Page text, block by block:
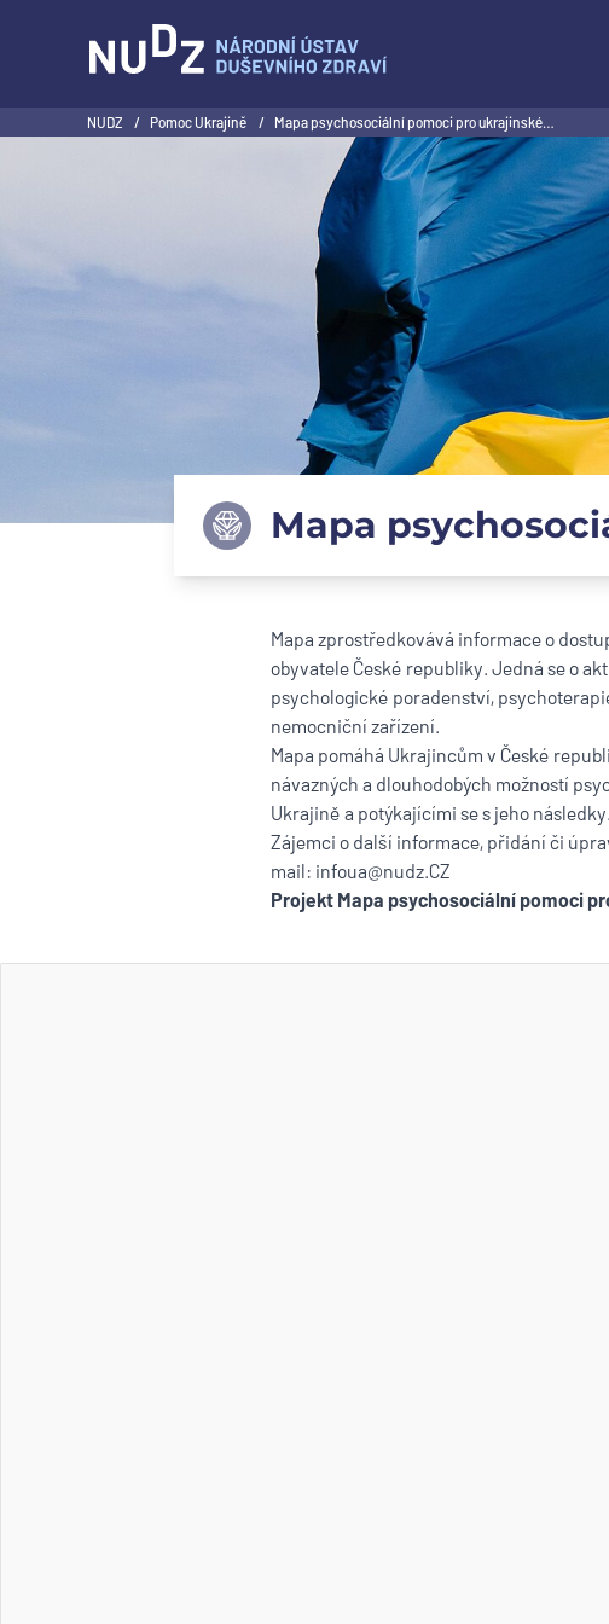
NUDZ / Pomoc Ukrajině / Mapa psychosociální pomoci pro ukrajinské…
Mapa
Mapa zprostředkovává informace o
obyvatele České republiky. Jedná se o
psychologické poradenství,
nemocniční zařízení.
Mapa pomáhá Ukrajincům v České
návazných a dlouhodobých možností
Ukrajině a potýkajícími se s jeho následky.
Zájemci o další informace, přidání či
mail: infoua@nudz.CZ
Projekt Mapa psychosociální pomoci